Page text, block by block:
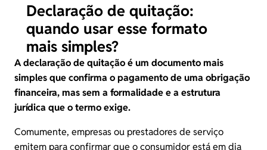
Declaração de quitação:
quando usar esse formato
mais simples?
Adeclaração de quitaçãoé um documento mais
simples que confirma o pagamento de uma obrigação
financeira, mas sem a formalidade e a estrutura
jurídica que o termo exige.
Comumente, empresas ou prestadores de serviço
emitem para confirmar que o consumidor está em dia